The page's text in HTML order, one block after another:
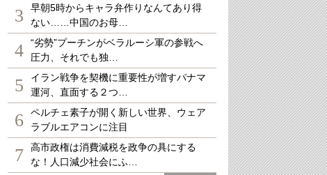
3
早朝5時からキャラ弁作りなんてあり得
ない……中国のお母…
4
“劣勢”プーチンがベラルーシ軍の参戦へ
圧力、それでも独…
5
イラン戦争を契機に重要性が増すパナマ
運河、直面する２つ…
6
ペルチェ素子が開く新しい世界、ウェア
ラブルエアコンに注目
7
高市政権は消費減税を政争の具にする
な！人口減少社会にふ…